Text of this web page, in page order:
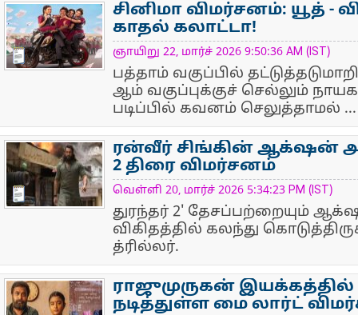
NewsIcon
சினிமா விமர்சனம்: யூத் -
காதல் கலாட்டா!
ஞாயிறு 22, மார்ச் 2026 9:50:36 AM (IST)
பத்தாம் வகுப்பில்
ஆம் வகுப்புக்குச் செல்லும்
படிப்பில் கவனம் செலுத்தாமல் ...
NewsIcon
ரன்வீர் சிங்கின் ஆக்‌ஷன்
2 திரை விமர்சனம்
வெள்ளி 20, மார்ச் 2026 5:34:23 PM (IST)
துரந்தர் 2' தேசப்பற்றையும்
விகிதத்தில் கலந்து
த்ரில்லர்.
ராஜுமுருகன் இயக்கத்தில்
நடித்துள்ள மை லார்ட்